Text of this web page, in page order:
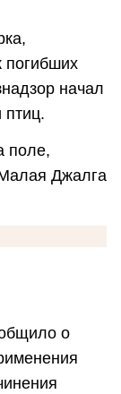
погибших
начал
птиц.
поле,
Джалга
о